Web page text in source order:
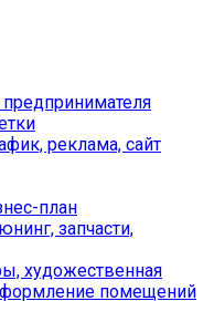
предпринимателя
реклама, сайт
план
запчасти,
художественная
помещений